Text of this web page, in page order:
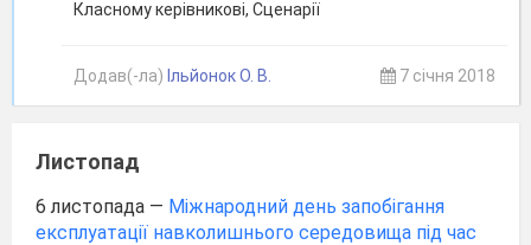
Класному керівникові, Сценарії
Додав(-ла) Ільйонок О. В. 7 січня 2018
Листопад
6 листопада — Міжнародний день запобігання
експлуатації навколишнього середовища під час